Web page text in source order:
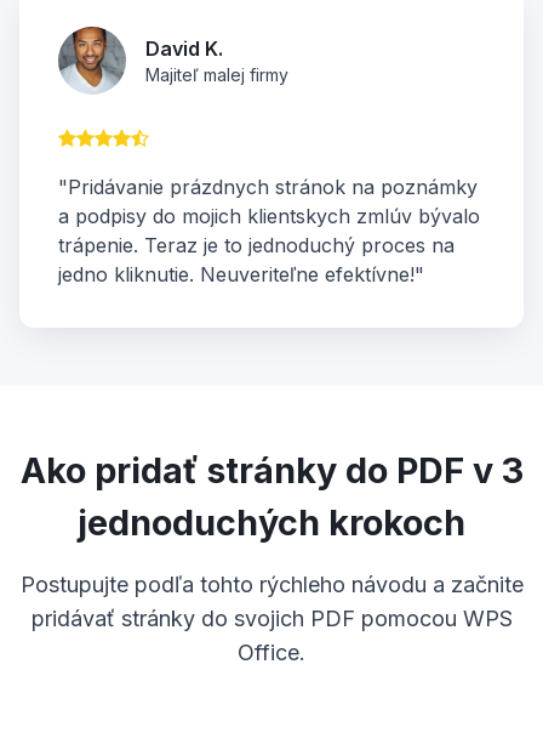
David K.
Majiteľ malej firmy
"Pridávanie prázdnych stránok na poznámky
a podpisy do mojich klientskych zmlúv bývalo
trápenie. Teraz je to jednoduchý proces na
jedno kliknutie. Neuveriteľne efektívne!"
Ako pridať stránky do PDF v 3
jednoduchých krokoch
Postupujte podľa tohto rýchleho návodu a začnite
pridávať stránky do svojich PDF pomocou WPS
Office.